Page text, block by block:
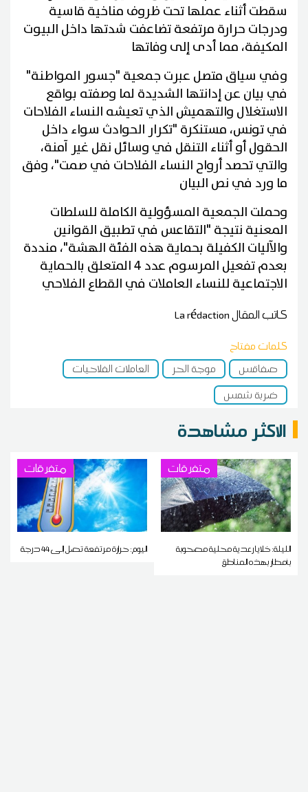
سقطت أثناء عملها تحت ظروف مناخية قاسية
ودرجات حرارة مرتفعة تضاعفت شدتها داخل البيوت
المكيفة، مما أدى إلى وفاتها
وفي سياق متصل عبرت جمعية "جسور المواطنة"
في بيان عن إدانتها الشديدة لما وصفته بواقع
الاستغلال والتهميش الذي تعيشه النساء الفلاحات
في تونس، مستنكرة "تكرار الحوادث سواء داخل
الحقول أو أثناء التنقل في وسائل نقل غير آمنة،
والتي تحصد أرواح النساء الفلاحات في صمت"، وفق
ما ورد في نص البيان
وحملت الجمعية المسؤولية الكاملة للسلطات
المعنية نتيجة "التقاعس في تطبيق القوانين
والآليات الكفيلة بحماية هذه الفئة الهشة"، منددة
بعدم تفعيل المرسوم عدد 4 المتعلق بالحماية
الاجتماعية للنساء العاملات في القطاع الفلاحي
كاتب المقالLa rédaction
كلمات مفتاح
صفاقس
موجة الحر
العاملات الفلاحيات
ضربة شمس
الاكثر مشاهدة
متفرقات
الليلة: خلايا رعدية محلية مصحوبة
بأمطار بهذه المناطق
متفرقات
اليوم: حرارة مرتفعة تصل إلى 44 درجة